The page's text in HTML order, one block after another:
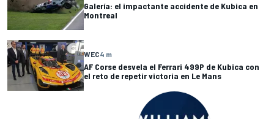
Galería: el impactante accidente de Kubica en
Montreal
WEC4 m
AF Corse desvela el Ferrari 499P de Kubica con
el reto de repetir victoria en Le Mans